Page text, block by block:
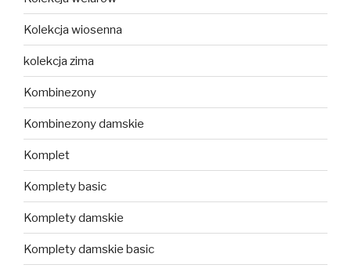
Kolekcja wiosenna
kolekcja zima
Kombinezony
Kombinezony damskie
Komplet
Komplety basic
Komplety damskie
Komplety damskie basic